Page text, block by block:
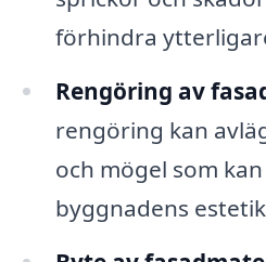
förhindra
Rengöring av
rengöring kan
och mögel som
byggnadens